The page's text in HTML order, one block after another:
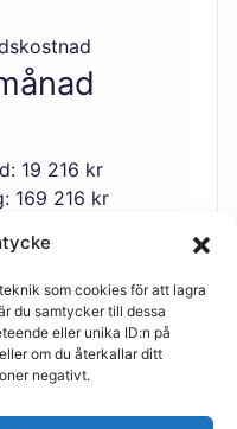
som cookies för att lagra
du samtycker till dessa
eller unika ID:n på
om du återkallar ditt
negativt.
19 216 kr
169 216 kr
lånet